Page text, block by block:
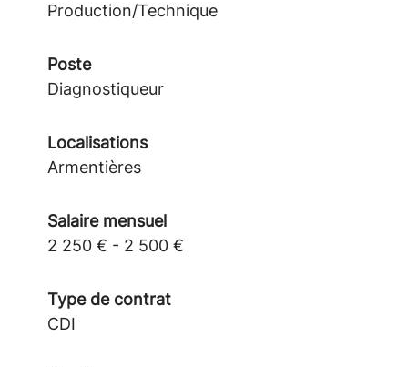
Production/Technique
Poste
Diagnostiqueur
Localisations
Armentières
Salaire mensuel
2 250 € - 2 500 €
Type de contrat
CDI